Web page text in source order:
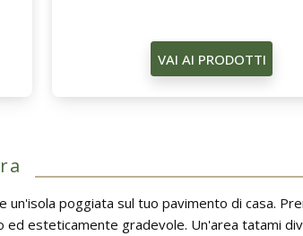
VAI AI PRODOTTI
un'isola poggiata sul tuo pavimento di casa.
ed esteticamente gradevole. Un'area tatami